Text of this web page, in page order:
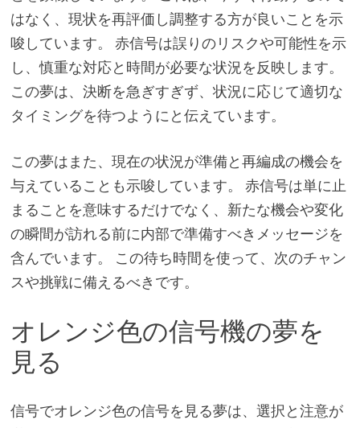
はなく、現状を再評価し調整する方が良いことを示
唆しています。 赤信号は誤りのリスクや可能性を示
し、慎重な対応と時間が必要な状況を反映します。
この夢は、決断を急ぎすぎず、状況に応じて適切な
タイミングを待つようにと伝えています。
この夢はまた、現在の状況が準備と再編成の機会を
与えていることも示唆しています。 赤信号は単に止
まることを意味するだけでなく、新たな機会や変化
の瞬間が訪れる前に内部で準備すべきメッセージを
含んでいます。 この待ち時間を使って、次のチャン
スや挑戦に備えるべきです。
オレンジ色の信号機の夢を
見る
信号でオレンジ色の信号を見る夢は、選択と注意が